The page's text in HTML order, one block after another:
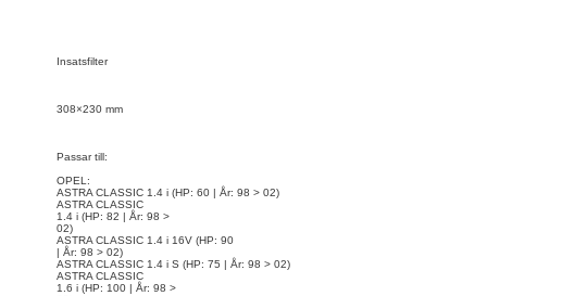
Insatsfilter
308×230 mm
Passar till:
OPEL:
ASTRA CLASSIC 1.4 i (HP: 60 | År: 98 > 02)
ASTRA CLASSIC
1.4 i (HP: 82 | År: 98 >
02)
ASTRA CLASSIC 1.4 i 16V (HP: 90
| År: 98 > 02)
ASTRA CLASSIC 1.4 i S (HP: 75 | År: 98 > 02)
ASTRA CLASSIC
1.6 i (HP: 100 | År: 98 >